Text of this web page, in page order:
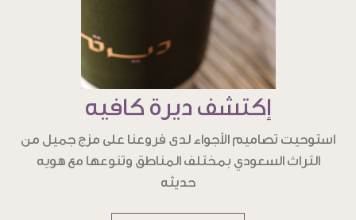
إكتشف ديرة كافيه
استوحيت تصاميم الأجواء لدى فروعنا على مزج جميل من
التراث السعودي بمختلف المناطق وتنوعها مع هويه
حديثه
إكتشف المزيد